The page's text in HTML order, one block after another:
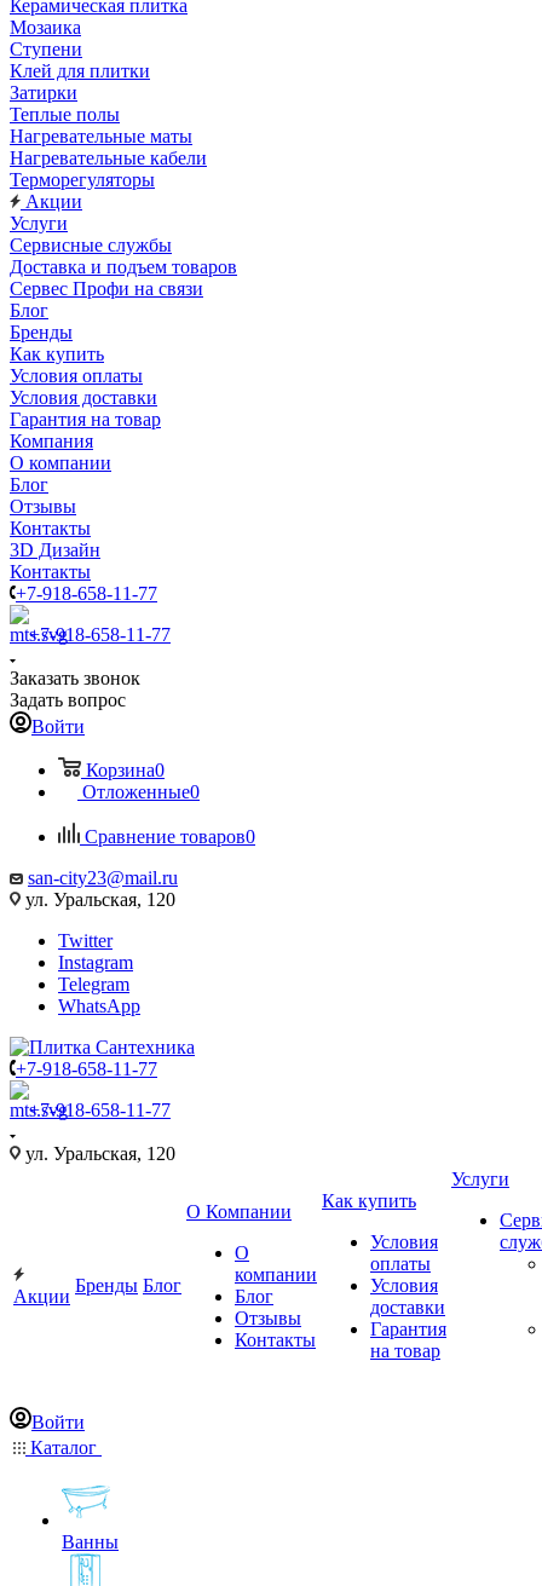
Керамическая плитка
Мозаика
Ступени
Клей для плитки
Затирки
Теплые полы
Нагревательные маты
Нагревательные кабели
Терморегуляторы
Акции
Услуги
Сервисные службы
Доставка и подъем товаров
Сервес Профи на связи
Блог
Бренды
Как купить
Условия оплаты
Условия доставки
Гарантия на товар
Компания
О компании
Блог
Отзывы
Контакты
3D Дизайн
Контакты
+7-918-658-11-77
+7-918-658-11-77
Заказать звонок
Задать вопрос
Войти
Корзина0
Отложенные0
Сравнение товаров0
san-city23@mail.ru
ул. Уральская, 120
Twitter
Instagram
Telegram
WhatsApp
+7-918-658-11-77
+7-918-658-11-77
ул. Уральская, 120
Акции
Бренды Блог
О Компании
О
компании
Блог
Отзывы
Контакты
Как купить
Условия
оплаты
Условия
доставки
Гарантия
на товар
Услуги
Войти
Каталог
Ванны